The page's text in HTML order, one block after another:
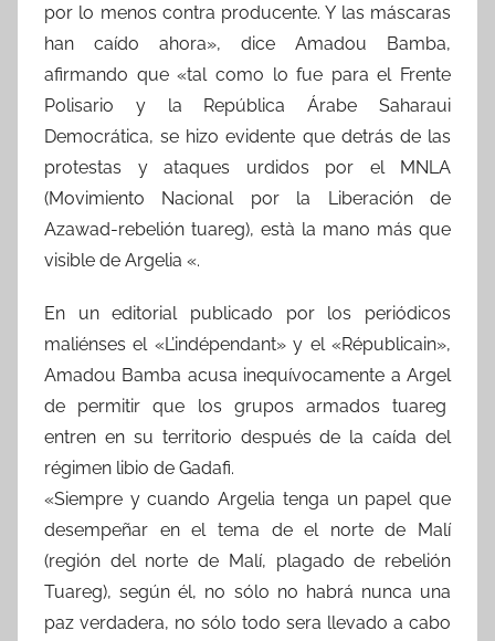
por lo menos contra producente. Y las máscaras
han caído ahora», dice Amadou Bamba,
afirmando que «tal como lo fue para el Frente
Polisario y la República Árabe Saharaui
Democrática, se hizo evidente que detrás de las
protestas y ataques urdidos por el MNLA
(Movimiento Nacional por la Liberación de
Azawad-rebelión tuareg), està la mano más que
visible de Argelia «.
En un editorial publicado por los periódicos
maliénses el «L’indépendant» y el «Républicain»,
Amadou Bamba acusa inequívocamente a Argel
de permitir que los grupos armados tuareg
entren en su territorio después de la caída del
régimen libio de Gadafi.
«Siempre y cuando Argelia tenga un papel que
desempeñar en el tema de el norte de Malí
(región del norte de Malí, plagado de rebelión
Tuareg), según él, no sólo no habrá nunca una
paz verdadera, no sólo todo sera llevado a cabo